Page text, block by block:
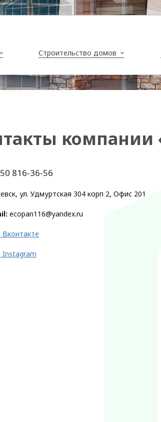
Строительство домов
компании
816-36-56
ул. Удмуртская 304 корп 2, Офис 201
ecopan116@yandex.ru